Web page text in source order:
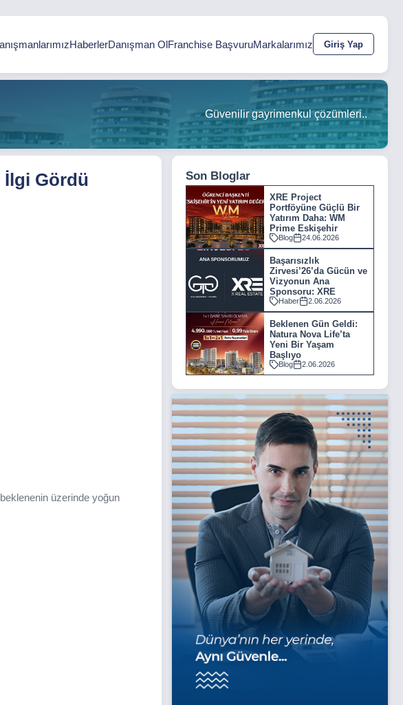
HaberlerDanışman OlFranchise BaşvuruMarkalarımız Giriş Yap
Güvenilir gayrimenkul çözümleri..
İlgi Gördü
üzerinde yoğun
Son Bloglar
XRE Project
Portföyüne Güçlü Bir
Yatırım Daha: WM
Prime Eskişehir
Blog 24.06.2026
Başarısızlık
Zirvesi’26’da Gücün ve
Vizyonun Ana
Sponsoru: XRE
Haber 2.06.2026
Beklenen Gün Geldi:
Natura Nova Life’ta
Yeni Bir Yaşam
Başlıyo
Blog 2.06.2026